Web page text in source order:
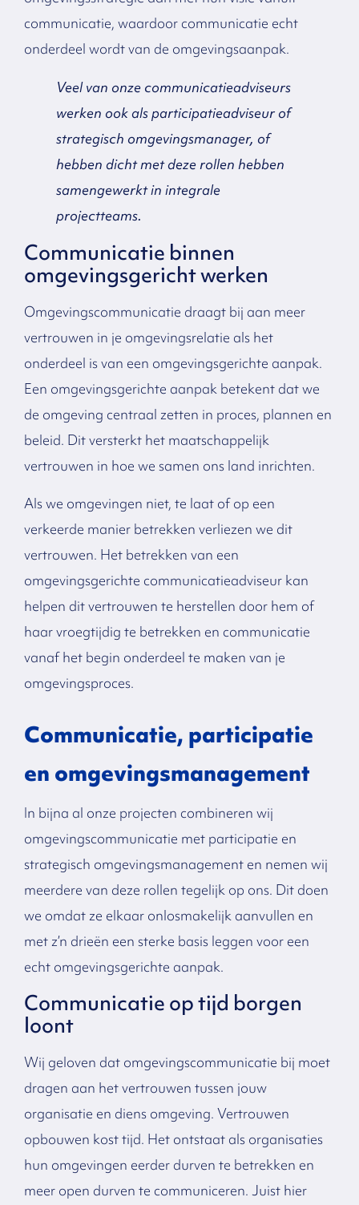
communicatie, waardoor communicatie echt
onderdeel wordt van de omgevingsaanpak.
Veel van onze communicatieadviseurs
werken ook als participatieadviseur of
strategisch omgevingsmanager, of
hebben dicht met deze rollen hebben
samengewerkt in integrale
projectteams.
Communicatie binnen
omgevingsgericht werken
Omgevingscommunicatie draagt bij aan meer
vertrouwen in je omgevingsrelatie als het
onderdeel is van een omgevingsgerichte aanpak.
Een omgevingsgerichte aanpak betekent dat we
de omgeving centraal zetten in proces, plannen en
beleid. Dit versterkt het maatschappelijk
vertrouwen in hoe we samen ons land inrichten.
Als we omgevingen niet, te laat of op een
verkeerde manier betrekken verliezen we dit
vertrouwen. Het betrekken van een
omgevingsgerichte communicatieadviseur kan
helpen dit vertrouwen te herstellen door hem of
haar vroegtijdig te betrekken en communicatie
vanaf het begin onderdeel te maken van je
omgevingsproces.
Communicatie, participatie
en omgevingsmanagement
In bijna al onze projecten combineren wij
omgevingscommunicatie met participatie en
strategisch omgevingsmanagement en nemen wij
meerdere van deze rollen tegelijk op ons. Dit doen
we omdat ze elkaar onlosmakelijk aanvullen en
met z’n drieën een sterke basis leggen voor een
echt omgevingsgerichte aanpak.
Communicatie op tijd borgen
loont
Wij geloven dat omgevingscommunicatie bij moet
dragen aan het vertrouwen tussen jouw
organisatie en diens omgeving. Vertrouwen
opbouwen kost tijd. Het ontstaat als organisaties
hun omgevingen eerder durven te betrekken en
meer open durven te communiceren. Juist hier